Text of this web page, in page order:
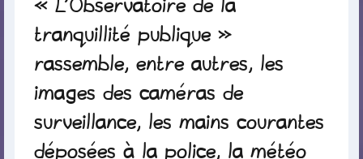
tranquillité publique »
rassemble, entre autres, les
images des caméras de
surveillance, les mains courantes
déposées à la police, la météo